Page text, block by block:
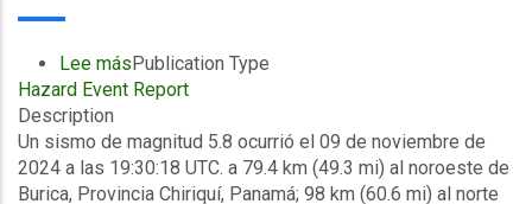
18/11/2024)
Lee mássobre
Información
evento
Reporte
final
Publication Type
Hazard Event Report
Description
Un sismo de magnitud 5.8 ocurrió el 09 de noviembre de
2024 a las 19:30:18 UTC. a 79.4 km (49.3 mi) al noroeste de
Burica, Provincia Chiriquí, Panamá; 98 km (60.6 mi) al norte